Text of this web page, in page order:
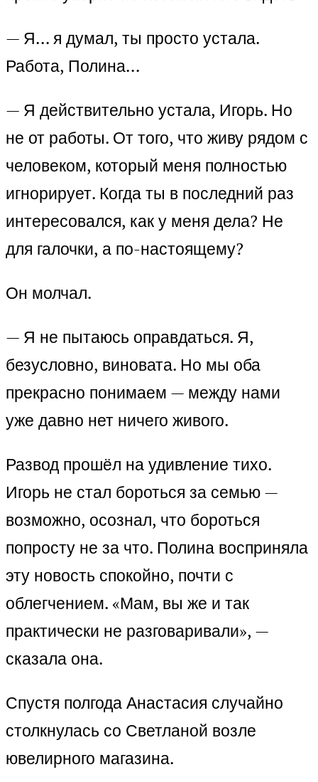
— Я… я думал, ты просто устала.
Работа, Полина…
— Я действительно устала, Игорь. Но
не от работы. От того, что живу рядом с
человеком, который меня полностью
игнорирует. Когда ты в последний раз
интересовался, как у меня дела? Не
для галочки, а по-настоящему?
Он молчал.
— Я не пытаюсь оправдаться. Я,
безусловно, виновата. Но мы оба
прекрасно понимаем — между нами
уже давно нет ничего живого.
Развод прошёл на удивление тихо.
Игорь не стал бороться за семью —
возможно, осознал, что бороться
попросту не за что. Полина восприняла
эту новость спокойно, почти с
облегчением. «Мам, вы же и так
практически не разговаривали», —
сказала она.
Спустя полгода Анастасия случайно
столкнулась со Светланой возле
ювелирного магазина.